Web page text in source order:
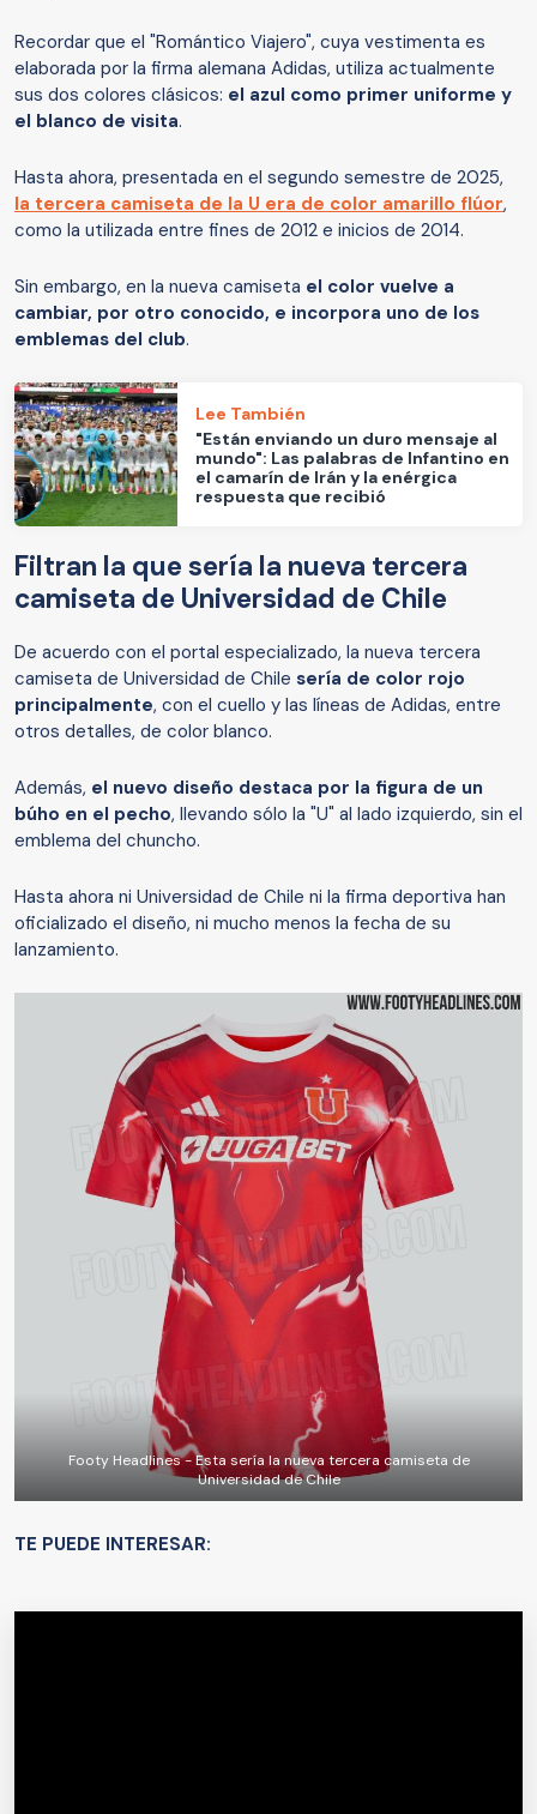
Recordar que el "Romántico Viajero", cuya vestimenta es
elaborada por la firma alemana Adidas, utiliza actualmente
sus dos colores clásicos: el azul como primer uniforme y
el blanco de visita.
Hasta ahora, presentada en el segundo semestre de 2025,
la tercera camiseta de la U era de color amarillo flúor,
como la utilizada entre fines de 2012 e inicios de 2014.
Sin embargo, en la nueva camiseta el color vuelve a
cambiar, por otro conocido, e incorpora uno de los
emblemas del club.
Lee También
"Están enviando un duro mensaje al
mundo": Las palabras de Infantino en
el camarín de Irán y la enérgica
respuesta que recibió
Filtran la que sería la nueva tercera
camiseta de Universidad de Chile
De acuerdo con el portal especializado, la nueva tercera
camiseta de Universidad de Chile sería de color rojo
principalmente, con el cuello y las líneas de Adidas, entre
otros detalles, de color blanco.
Además, el nuevo diseño destaca por la figura de un
búho en el pecho, llevando sólo la "U" al lado izquierdo, sin el
emblema del chuncho.
Hasta ahora ni Universidad de Chile ni la firma deportiva han
oficializado el diseño, ni mucho menos la fecha de su
lanzamiento.
Footy Headlines - Esta sería la nueva tercera camiseta de
Universidad de Chile
TE PUEDE INTERESAR: